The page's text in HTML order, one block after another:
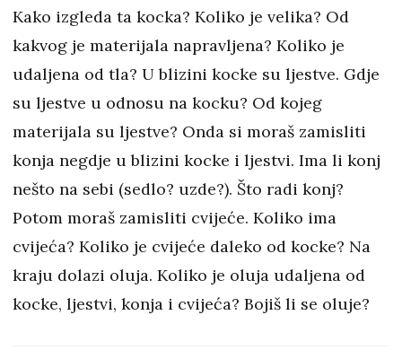
Kako izgleda ta kocka? Koliko je velika? Od
kakvog je materijala napravljena? Koliko je
udaljena od tla? U blizini kocke su ljestve. Gdje
su ljestve u odnosu na kocku? Od kojeg
materijala su ljestve? Onda si moraš zamisliti
konja negdje u blizini kocke i ljestvi. Ima li konj
nešto na sebi (sedlo? uzde?). Što radi konj?
Potom moraš zamisliti cvijeće. Koliko ima
cvijeća? Koliko je cvijeće daleko od kocke? Na
kraju dolazi oluja. Koliko je oluja udaljena od
kocke, ljestvi, konja i cvijeća? Bojiš li se oluje?